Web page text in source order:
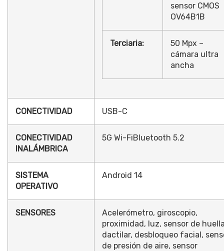
sensor CMOS
OV64B1B
Terciaria:
50 Mpx –
cámara ultra
ancha
CONECTIVIDAD USB-C
CONECTIVIDAD
INALÁMBRICA
5G Wi-FiBluetooth 5.2
SISTEMA
OPERATIVO
Android 14
SENSORES
Acelerómetro, giroscopio,
proximidad, luz, sensor de
dactilar, desbloqueo facial,
de presión de aire, sensor